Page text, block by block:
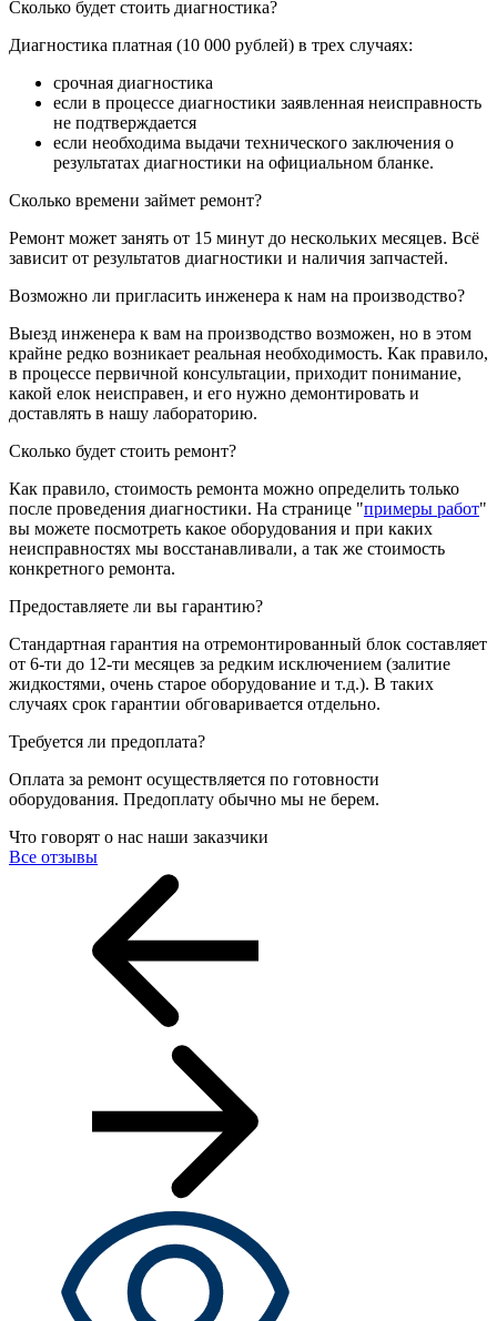
Сколько будет стоить диагностика?
Диагностика платная (10 000 рублей) в трех случаях:
срочная диагностика
если в процессе диагностики заявленная неисправность
не подтверждается
если необходима выдачи технического заключения о
результатах диагностики на официальном бланке.
Сколько времени займет ремонт?
Ремонт может занять от 15 минут до нескольких месяцев. Всё
зависит от результатов диагностики и наличия запчастей.
Возможно ли пригласить инженера к нам на производство?
Выезд инженера к вам на производство возможен, но в этом
крайне редко возникает реальная необходимость. Как правило,
в процессе первичной консультации, приходит понимание,
какой елок неисправен, и его нужно демонтировать и
доставлять в нашу лабораторию.
Сколько будет стоить ремонт?
Как правило, стоимость ремонта можно определить только
после проведения диагностики. На странице "примеры работ"
вы можете посмотреть какое оборудования и при каких
неисправностях мы восстанавливали, а так же стоимость
конкретного ремонта.
Предоставляете ли вы гарантию?
Стандартная гарантия на отремонтированный блок составляет
от 6-ти до 12-ти месяцев за редким исключением (залитие
жидкостями, очень старое оборудование и т.д.). В таких
случаях срок гарантии обговаривается отдельно.
Требуется ли предоплата?
Оплата за ремонт осуществляется по готовности
оборудования. Предоплату обычно мы не берем.
Что говорят о нас наши заказчики
Все отзывы